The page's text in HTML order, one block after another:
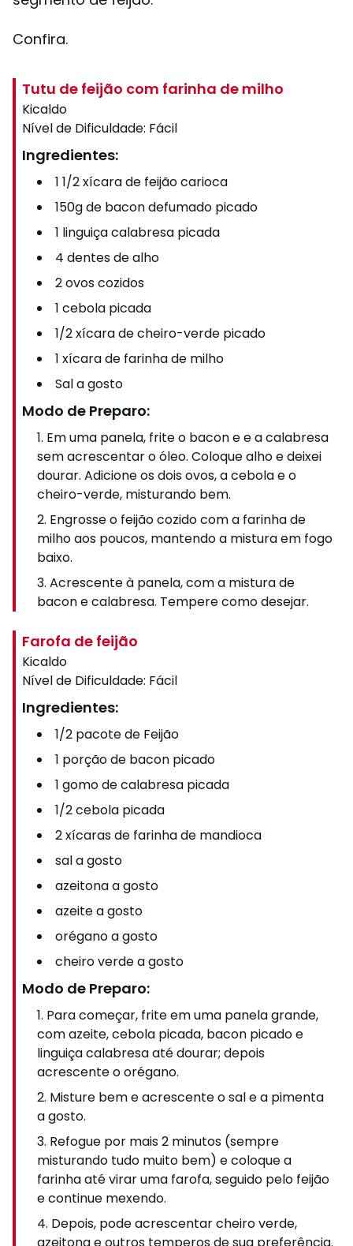
Confira.
Tutu de feijão com farinha de milho
Kicaldo
Nível de Dificuldade: Fácil
Ingredientes:
1 1/2 xícara de feijão carioca
150g de bacon defumado picado
1 linguiça calabresa picada
4 dentes de alho
2 ovos cozidos
1 cebola picada
1/2 xícara de cheiro-verde picado
1 xícara de farinha de milho
Sal a gosto
Modo de Preparo:
Em uma panela, frite o bacon e e a calabresa
sem acrescentar o óleo. Coloque alho e deixei
dourar. Adicione os dois ovos, a cebola e o
cheiro-verde, misturando bem.
Engrosse o feijão cozido com a farinha de
milho aos poucos, mantendo a mistura em fogo
baixo.
Acrescente à panela, com a mistura de
bacon e calabresa. Tempere como desejar.
Farofa de feijão
Kicaldo
Nível de Dificuldade: Fácil
Ingredientes:
1/2 pacote de Feijão
1 porção de bacon picado
1 gomo de calabresa picada
1/2 cebola picada
2 xícaras de farinha de mandioca
sal a gosto
azeitona a gosto
azeite a gosto
orégano a gosto
cheiro verde a gosto
Modo de Preparo:
Para começar, frite em uma panela grande,
com azeite, cebola picada, bacon picado e
linguiça calabresa até dourar; depois
acrescente o orégano.
Misture bem e acrescente o sal e a pimenta
a gosto.
Refogue por mais 2 minutos (sempre
misturando tudo muito bem) e coloque a
farinha até virar uma farofa, seguido pelo feijão
e continue mexendo.
Depois, pode acrescentar cheiro verde,